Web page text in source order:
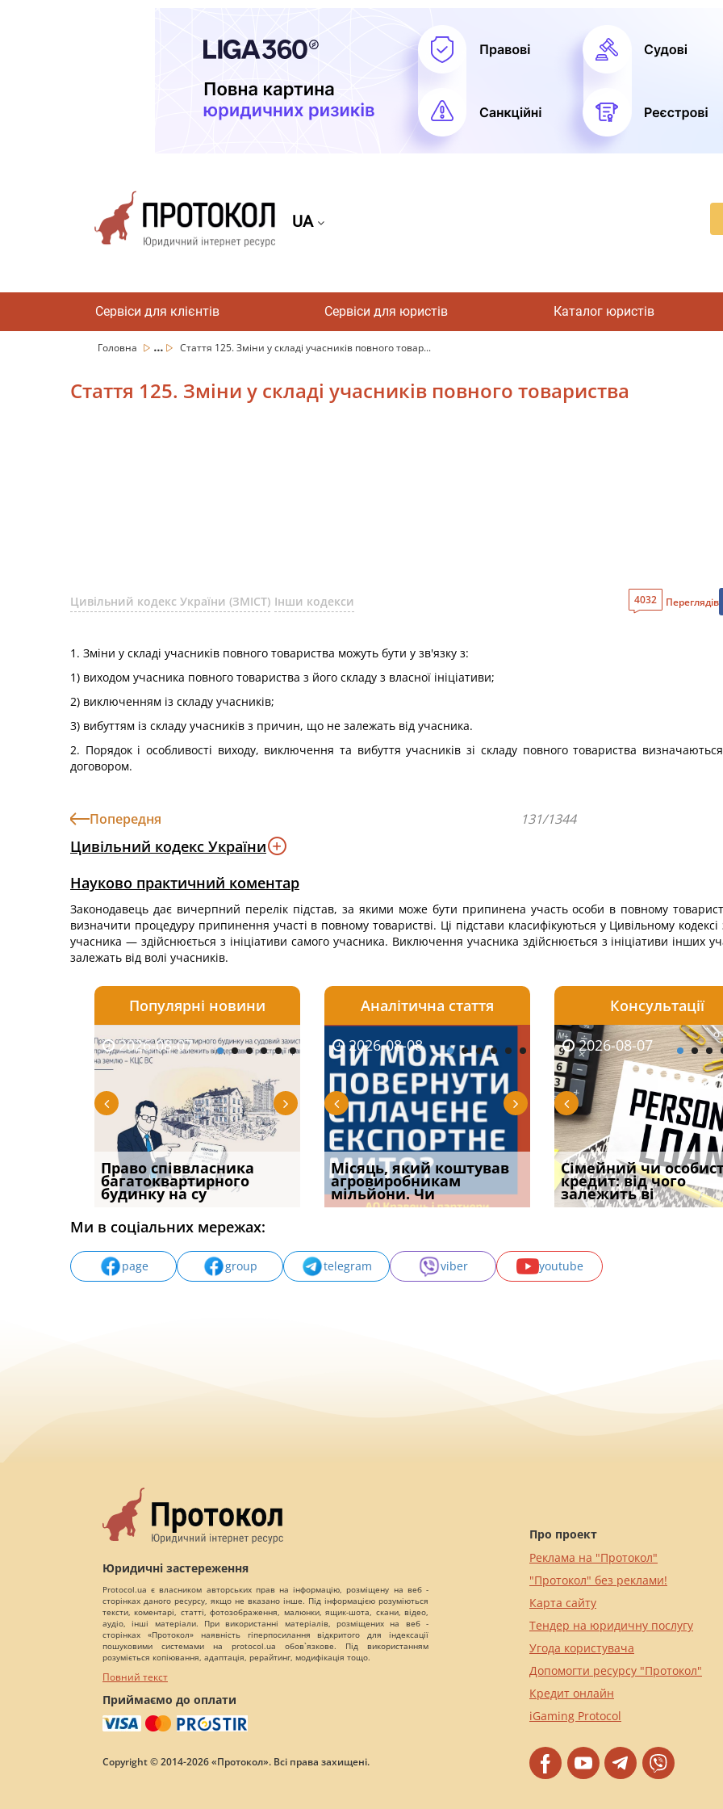
UA
Сервіси для клієнтів Сервіси для юристів Каталог юристів
Головна ... Стаття 125. Зміни у складі учасників повного товар...
Стаття 125. Зміни у складі учасників повного товариства
Цивільний кодекс України (ЗМІСТ) Інши кодекси 4032 Переглядів
1. Зміни у складі учасників повного товариства можуть бути у зв'язку з:
1) виходом учасника повного товариства з його складу з власної ініціативи;
2) виключенням із складу учасників;
3) вибуттям із складу учасників з причин, що не залежать від учасника.
2. Порядок і особливості виходу, виключення та вибуття учасників зі складу повного товариства
договором.
Попередня 131/1344
Цивільний кодекс України
Науково практичний коментар
Законодавець дає вичерпний перелік підстав, за якими може бути припинена участь особи в повному
визначити процедуру припинення участі в повному товаристві. Ці підстави класифікуються у Цивільному
учасника — здійснюється з ініціативи самого учасника. Виключення учасника здійснюється з ініціативи
залежать від волі учасників.
Популярні новини
2026-08-07
Право співвласника
багатоквартирного
будинку на су
2026-08-06
Якщо суд встановив для
відшкодування шкоди
наявніс
2026-08-06
Документи, на яких не
проставляється
апостиль: пер
Аналітична стаття
2026-08-03
ФУНДАМЕНТАЛЬНА
ПРОБЛЕМА «СУДОВОЇ
ПРАКТИКИ», АБО ПР
2026-08-08
Місяць, який коштував
агровиробникам
мільйони. Чи
2026-08-07
Огляд практики ВС від
Ростислава Кравця, що
опублі
Консультації
2026-08-05
Чи потрібна ФОП
печатка у 2026 році:
правила засто
2026-08-07
Сімейний чи
кредит: від чого
залежить ві
2026-07-30
Восьмий ААС
підтвердив, що
може скас
Ми в соціальних мережах:
page group telegram viber youtube
Юридичні застереження
Protocol.ua є власником авторських прав на інформацію, розміщену на веб -
сторінках даного ресурсу, якщо не вказано інше. Під інформацією розуміються
тексти, коментарі, статті, фотозображення, малюнки, ящик-шота, скани, відео,
аудіо, інші матеріали. При використанні матеріалів, розміщених на веб -
сторінках «Протокол» наявність гіперпосилання відкритого для індексації
пошуковими системами на protocol.ua обов`язкове. Під використанням
розуміється копіювання, адаптація, рерайтинг, модифікація тощо.
Повний текст
Приймаємо до оплати
Copyright © 2014-2026 «Протокол». Всі права захищені.
Про проект
Реклама на "Протокол"
"Протокол" без реклами!
Карта сайту
Тендер на юридичну послугу
Угода користувача
Допомогти ресурсу "Протокол"
Кредит онлайн
iGaming Protocol